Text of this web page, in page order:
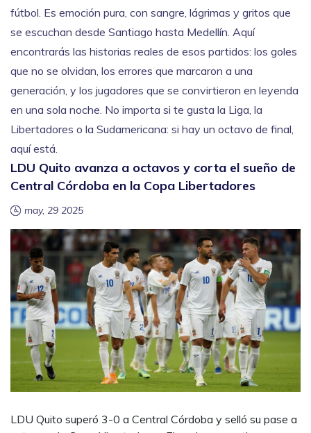
fútbol. Es emoción pura, con sangre, lágrimas y gritos que
se escuchan desde Santiago hasta Medellín. Aquí
encontrarás las historias reales de esos partidos: los goles
que no se olvidan, los errores que marcaron a una
generación, y los jugadores que se convirtieron en leyenda
en una sola noche. No importa si te gusta la Liga, la
Libertadores o la Sudamericana: si hay un octavo de final,
aquí está.
LDU Quito avanza a octavos y corta el sueño de
Central Córdoba en la Copa Libertadores
may, 29 2025
LDU Quito superó 3-0 a Central Córdoba y selló su pase a